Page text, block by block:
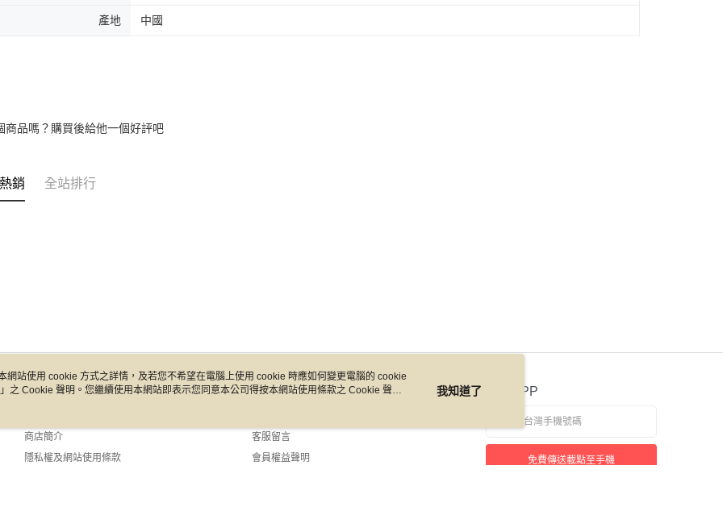
產地 中國
商品嗎？購買後給他一個好評吧
銷 全站排行
關於我們
商店簡介
隱私權及網站使用條款
客服資訊
客服留言
會員權益聲明
官方APP
免費傳送載點至手機
網站使用 cookie 方式之詳情，及若您不希望在電腦上使用 cookie 時應如何變更電腦的 cookie
」之 Cookie 聲明。您繼續使用本網站即表示您同意本公司得按本網站使用條款之 Cookie 聲明
我知道了